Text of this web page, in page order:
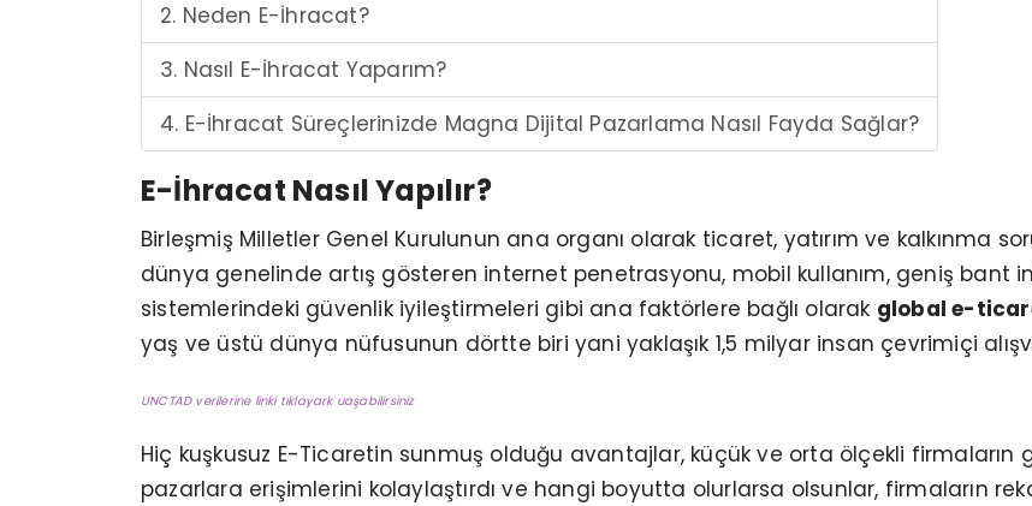
2. Neden E-İhracat?
3. Nasıl E-İhracat Yaparım?
4. E-İhracat Süreçlerinizde Magna Dijital Pazarlama Nasıl Fayda Sağlar?
E-İhracat Nasıl Yapılır?
Birleşmiş Milletler Genel Kurulunun ana organı olarak ticaret, yatırım ve kalkınma
dünya genelinde artış gösteren internet penetrasyonu, mobil kullanım, geniş bant
sistemlerindeki güvenlik iyileştirmeleri gibi ana faktörlere bağlı olarak global e-
yaş ve üstü dünya nüfusunun dörtte biri yani yaklaşık 1,5 milyar insan çevrimiçi
UNCTAD verilerine linki tıklayark uaşabilirsiniz
Hiç kuşkusuz E-Ticaretin sunmuş olduğu avantajlar, küçük ve orta ölçekli firmaların
pazarlara erişimlerini kolaylaştırdı ve hangi boyutta olurlarsa olsunlar, firmaların